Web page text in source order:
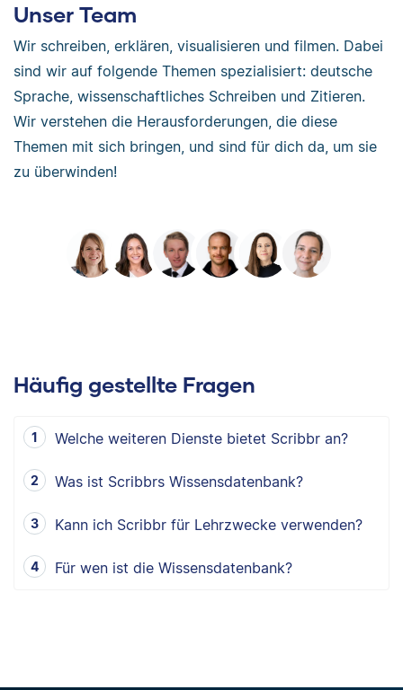
Unser Team
Wir schreiben, erklären, visualisieren und filmen. Dabei
sind wir auf folgende Themen spezialisiert: deutsche
Sprache, wissenschaftliches Schreiben und Zitieren.
Wir verstehen die Herausforderungen, die diese
Themen mit sich bringen, und sind für dich da, um sie
zu überwinden!
Häufig gestellte Fragen
Welche weiteren Dienste bietet Scribbr an?
Was ist Scribbrs Wissensdatenbank?
Kann ich Scribbr für Lehrzwecke verwenden?
Für wen ist die Wissensdatenbank?